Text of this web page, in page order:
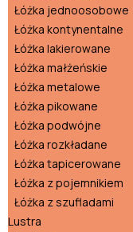
Łóżka jednoosobowe
Łóżka kontynentalne
Łóżka lakierowane
Łóżka małżeńskie
Łóżka metalowe
Łóżka pikowane
Łóżka podwójne
Łóżka rozkładane
Łóżka tapicerowane
Łóżka z pojemnikiem
Łóżka z szufladami
Lustra